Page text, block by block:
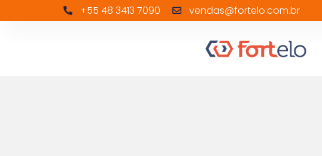
+55 48 3413 7090 vendas@fortelo.com.br